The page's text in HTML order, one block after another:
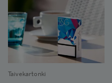
Taivekartonki